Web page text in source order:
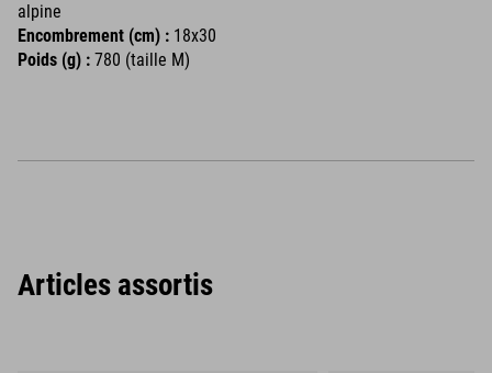
alpine
Encombrement (cm) : 18x30
Poids (g) : 780 (taille M)
Articles assortis